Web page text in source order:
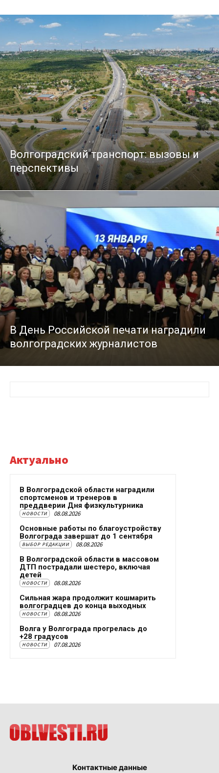
Волгоградский транспорт: вызовы и
перспективы
В День Российской печати наградили
волгоградских журналистов
Актуально
В Волгоградской области наградили
спортсменов и тренеров в
преддверии Дня физкультурника
НОВОСТИ 08.08.2026
Основные работы по благоустройству
Волгограда завершат до 1 сентября
ВЫБОР РЕДАКЦИИ 08.08.2026
В Волгоградской области в массовом
ДТП пострадали шестеро, включая
детей
НОВОСТИ 08.08.2026
Сильная жара продолжит кошмарить
волгоградцев до конца выходных
НОВОСТИ 08.08.2026
Волга у Волгограда прогрелась до
+28 градусов
НОВОСТИ 07.08.2026
Контактные данные